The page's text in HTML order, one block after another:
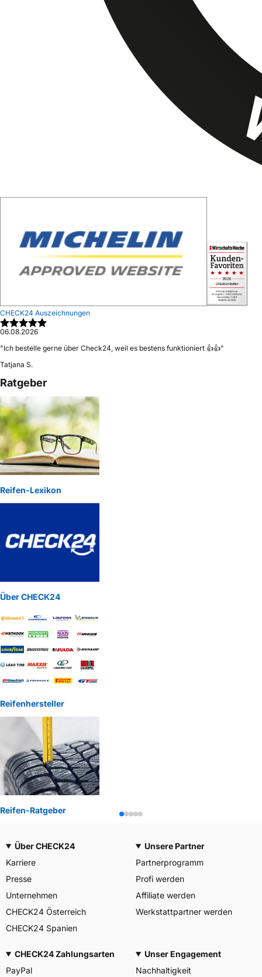
CHECK24 Auszeichnungen
06.08.2026
"Ich bestelle gerne über Check24, weil es bestens funktioniert 👍👍"
Tatjana S.
Ratgeber
Reifen-Lexikon
Über CHECK24
Reifenhersteller
Reifen-Ratgeber
Über CHECK24
Karriere
Presse
Unternehmen
CHECK24 Österreich
CHECK24 Spanien
Unsere Partner
Partnerprogramm
Profi werden
Affiliate werden
Werkstattpartner werden
CHECK24 Zahlungsarten
PayPal
Unser Engagement
Nachhaltigkeit